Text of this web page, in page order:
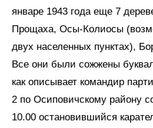
январе 1943 года еще 7
Прощаха, Осы-Колиосы
двух населенных пунктах),
Все они были сожжены
как описывает командир
2 по Осиповичскому району
10.00 остановившийся